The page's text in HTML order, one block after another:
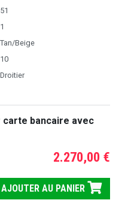
51
1
Tan/Beige
10
Droitier
carte bancaire avec
2.270,00 €
AJOUTER AU PANIER